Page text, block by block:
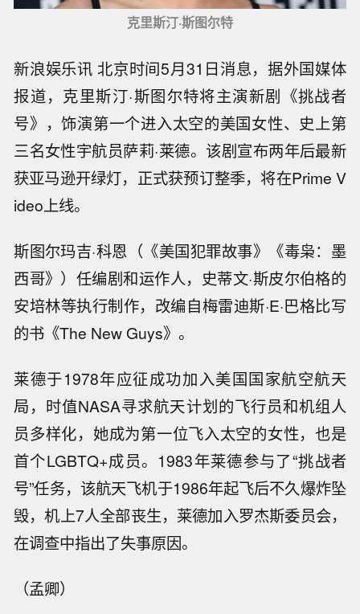
克里斯汀·斯图尔特
新浪娱乐讯 北京时间5月31日消息，据外国媒体
报道，克里斯汀·斯图尔特将主演新剧《挑战者
号》，饰演第一个进入太空的美国女性、史上第
三名女性宇航员萨莉·莱德。该剧宣布两年后最新
获亚马逊开绿灯，正式获预订整季，将在Prime V
ideo上线。
斯图尔玛吉·科恩（《美国犯罪故事》《毒枭：墨
西哥》）任编剧和运作人，史蒂文·斯皮尔伯格的
安培林等执行制作，改编自梅雷迪斯·E·巴格比写
的书《The New Guys》。
莱德于1978年应征成功加入美国国家航空航天
局，时值NASA寻求航天计划的飞行员和机组人
员多样化，她成为第一位飞入太空的女性，也是
首个LGBTQ+成员。1983年莱德参与了“挑战者
号”任务，该航天飞机于1986年起飞后不久爆炸坠
毁，机上7人全部丧生，莱德加入罗杰斯委员会，
在调查中指出了失事原因。
（孟卿）